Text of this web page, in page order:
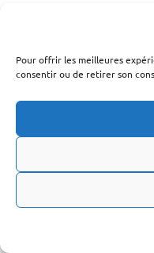
Pour offrir les meilleures
consentir ou de retirer son